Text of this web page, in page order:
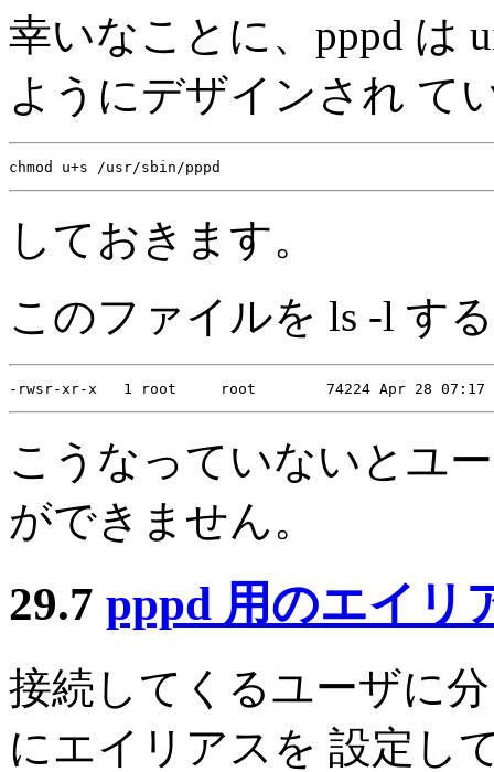
幸いなことに、pppd は
ようにデザインされ て
しておきます。
このファイルを ls -l す
こうなっていないとユ
ができません。
29.7 pppd 用のエイリ
接続してくるユーザに
にエイリアスを 設定し